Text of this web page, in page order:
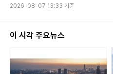
2026-08-07 13:33 기준
이 시각 주요뉴스